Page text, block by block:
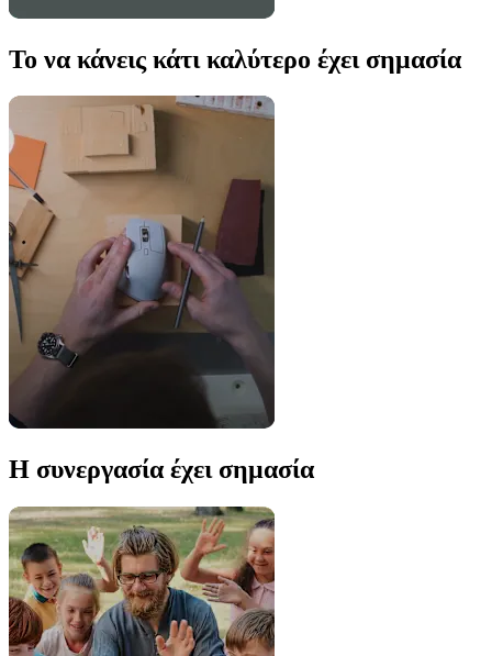
Το να κάνεις κάτι καλύτερο έχει σημασία
Η συνεργασία έχει σημασία